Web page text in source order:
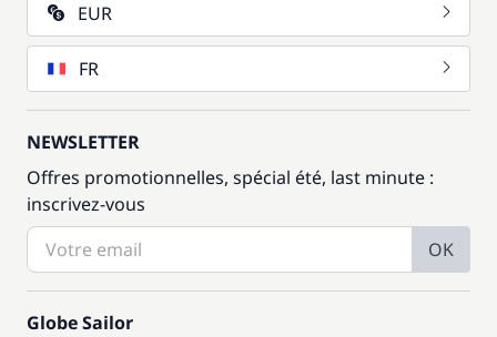
EUR
FR
NEWSLETTER
Offres promotionnelles, spécial été, last minute :
inscrivez-vous
OK
Globe Sailor